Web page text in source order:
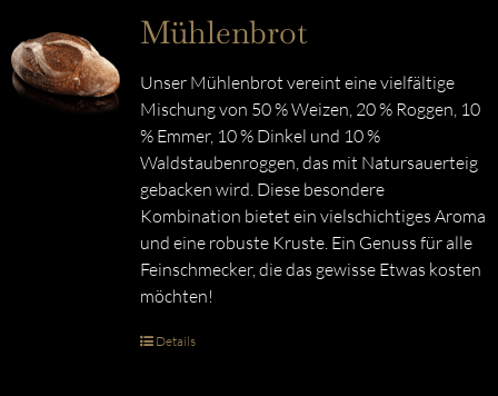
Mühlenbrot
Unser Mühlenbrot vereint eine vielfältige
Mischung von 50 % Weizen, 20 % Roggen, 10
% Emmer, 10 % Dinkel und 10 %
Waldstaubenroggen, das mit Natursauerteig
gebacken wird. Diese besondere
Kombination bietet ein vielschichtiges Aroma
und eine robuste Kruste. Ein Genuss für alle
Feinschmecker, die das gewisse Etwas kosten
möchten!
Details